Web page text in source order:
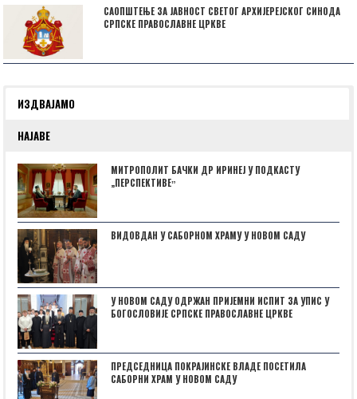
САОПШТЕЊЕ ЗА ЈАВНОСТ СВЕТОГ АРХИЈЕРЕЈСКОГ СИНОДА
СРПСКЕ ПРАВОСЛАВНЕ ЦРКВЕ
ИЗДВАЈАМО
НАЈАВЕ
МИТРОПОЛИТ БАЧКИ ДР ИРИНЕЈ У ПОДКАСТУ
„ПЕРСПЕКТИВЕˮ
ВИДОВДАН У САБОРНОМ ХРАМУ У НОВОМ САДУ
У НОВОМ САДУ ОДРЖАН ПРИЈЕМНИ ИСПИТ ЗА УПИС У
БОГОСЛОВИЈЕ СРПСКЕ ПРАВОСЛАВНЕ ЦРКВЕ
ПРЕДСЕДНИЦА ПОКРАЈИНСКЕ ВЛАДЕ ПОСЕТИЛА
САБОРНИ ХРАМ У НОВОМ САДУ